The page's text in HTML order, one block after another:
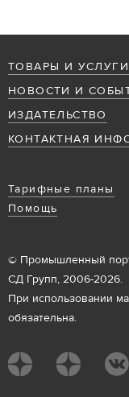
ТОВАРЫ И УСЛУГИ
НОВОСТИ И
ИЗДАТЕЛЬСТВО
КОНТАКТНАЯ
Тарифные планы
Помощь
© Промышленный
СД Групп, 2006-2026.
При использовании
обязательна.